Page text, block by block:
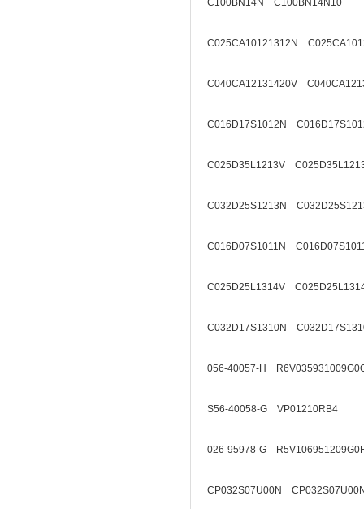
C100BN14N C100BN14N10
C025CA10121312N
C040CA12131420V
C016D17S1012N
C025D35L1213V
C032D25S1213N
C016D07S1011N
C025D25L1314V
C032D17S1310N
056-40057-H
S56-40058-G VP01210RB4
026-95978-G
CP032S07U00N